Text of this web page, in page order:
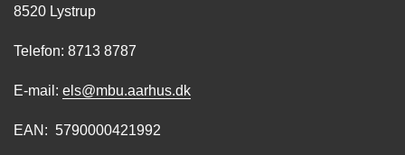
8520 Lystrup
Telefon: 8713 8787
E-mail: els@mbu.aarhus.dk
EAN: 5790000421992